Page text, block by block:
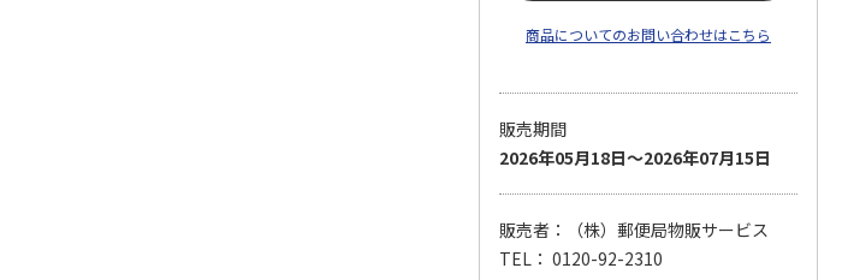
商品についてのお問い合わせはこちら
販売期間
2026年05月18日～2026年07月15日
販売者：（株）郵便局物販サービス
TEL： 0120-92-2310